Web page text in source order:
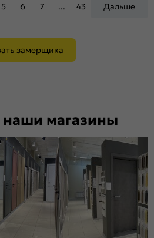
5 6 7 ... 43 Дальше
замерщика
магазины